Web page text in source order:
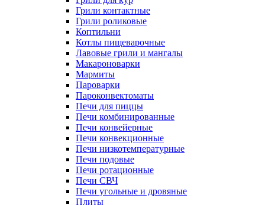
Грили контактные
Грили роликовые
Коптильни
Котлы пищеварочные
Лавовые грили и мангалы
Макароноварки
Мармиты
Пароварки
Пароконвектоматы
Печи для пиццы
Печи комбинированные
Печи конвейерные
Печи конвекционные
Печи низкотемпературные
Печи подовые
Печи ротационные
Печи СВЧ
Печи угольные и дровяные
Плиты